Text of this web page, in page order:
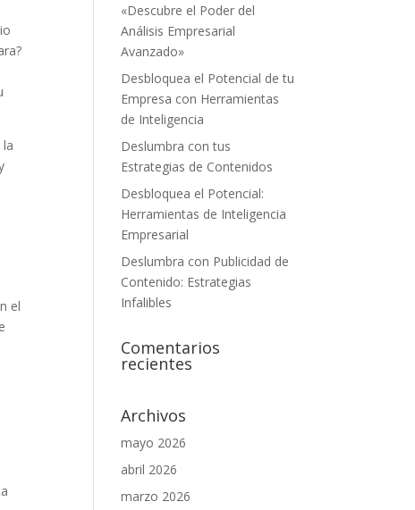
el
«Descubre el Poder del
Análisis Empresarial
Avanzado»
Desbloquea el Potencial de tu
Empresa con Herramientas
de Inteligencia
Deslumbra con tus
Estrategias de Contenidos
Desbloquea el Potencial:
Herramientas de Inteligencia
Empresarial
Deslumbra con Publicidad de
Contenido: Estrategias
Infalibles
Comentarios
recientes
Archivos
mayo 2026
abril 2026
marzo 2026